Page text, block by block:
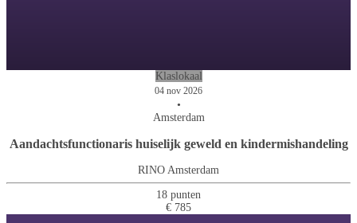
Klaslokaal
04 nov 2026
•
Amsterdam
Aandachtsfunctionaris huiselijk geweld en kindermishandeling
RINO Amsterdam
18 punten
€ 785